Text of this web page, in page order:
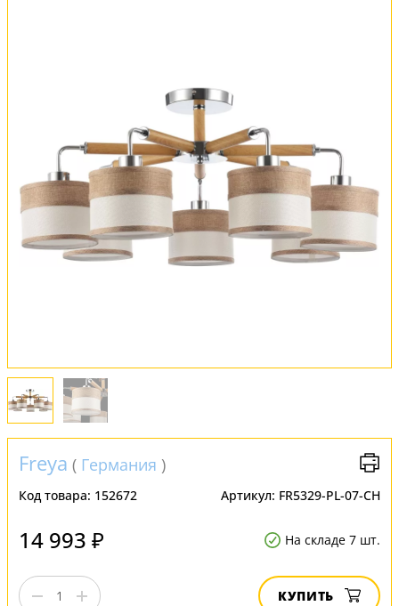
Оплата и доставка
Обмен и возврат
Установка
FAQ
Freya ( Германия )
Код товара: 152672 Артикул: FR5329-PL-07-CH
14 993 ₽ На складе 7 шт.
КУПИТЬ